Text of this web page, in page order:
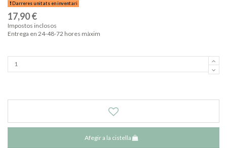
Darreres unitats en inventari
17,90 €
Impostos inclosos
Entrega en 24-48-72 hores màxim
Afegir a la cistella